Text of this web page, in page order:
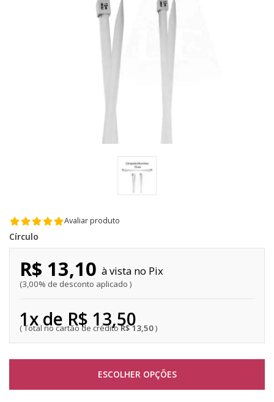
Avaliar produto
Círculo
R$ 13,50
1x de R$ 13,50
R$ 13,10
3,00% de desconto aplicado
Pix
ESCOLHER OPÇÕES